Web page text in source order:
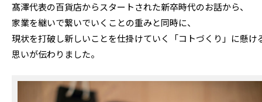
髙澤代表の百貨店からスタートされた新卒時代のお話から、
家業を継いで繋いでいくことの重みと同時に、
現状を打破し新しいことを仕掛けていく「コトづくり」に懸け
思いが伝わりました。